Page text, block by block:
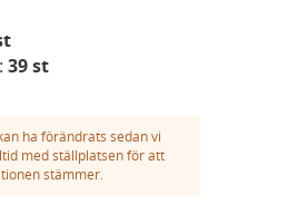
39 st
ha förändrats sedan vi
med ställplatsen för att
stämmer.